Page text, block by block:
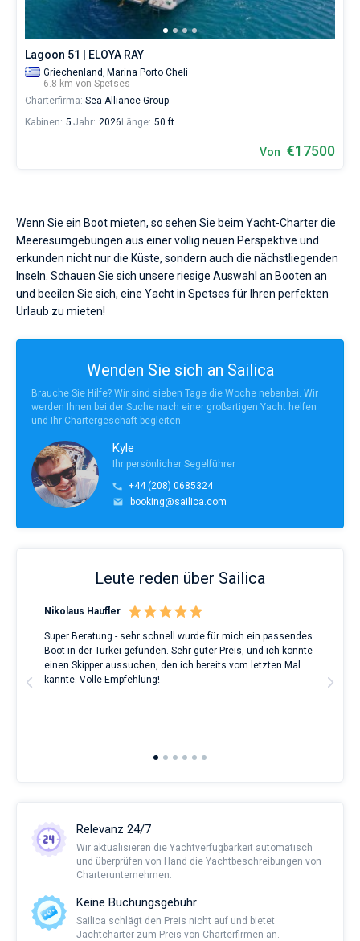
Lagoon 51 | ELOYA RAY
Griechenland, Marina Porto Cheli
6.8 km von Spetses
Charterfirma: Sea Alliance Group
Kabinen: 5 Jahr: 2026 Länge: 50 ft
Von €17500
Wenn Sie ein Boot mieten, so sehen Sie beim Yacht-Charter die
Meeresumgebungen aus einer völlig neuen Perspektive und
erkunden nicht nur die Küste, sondern auch die nächstliegenden
Inseln. Schauen Sie sich unsere riesige Auswahl an Booten an
und beeilen Sie sich, eine Yacht in Spetses für Ihren perfekten
Urlaub zu mieten!
Wenden Sie sich an Sailica
Brauche Sie Hilfe? Wir sind sieben Tage die Woche nebenbei. Wir
werden Ihnen bei der Suche nach einer großartigen Yacht helfen
und Ihr Chartergeschäft begleiten.
Kyle
Ihr persönlicher Segelführer
+44 (208) 0685324
booking@sailica.com
Leute reden über Sailica
Nikolaus Haufler
Super Beratung - sehr schnell wurde für mich ein passendes
Boot in der Türkei gefunden. Sehr guter Preis, und ich konnte
einen Skipper aussuchen, den ich bereits vom letzten Mal
kannte. Volle Empfehlung!
Relevanz 24/7
Wir aktualisieren die Yachtverfügbarkeit automatisch
und überprüfen von Hand die Yachtbeschreibungen von
Charterunternehmen.
Keine Buchungsgebühr
Sailica schlägt den Preis nicht auf und bietet
Jachtcharter zum Preis von Charterfirmen an.